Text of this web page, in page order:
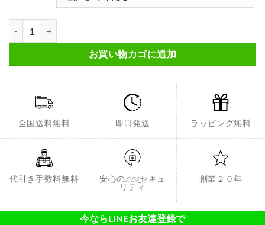
お買い物カゴに追加
全国送料無料 即日発送 ラッピング無料
代引き手数料無料
安心のSSLセキュ
リティ
創業２０年
今ならLINEお友達登録で